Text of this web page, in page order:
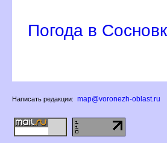
Погода в
Написать редакции: map@voronezh-oblast.ru